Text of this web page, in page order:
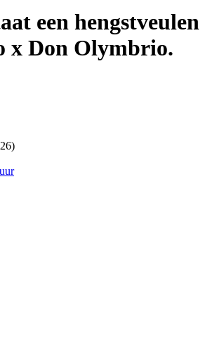
een hengstveulen
x Don Olymbrio.